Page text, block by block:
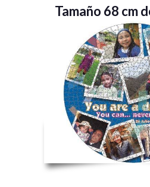
Tamaño 68 cm